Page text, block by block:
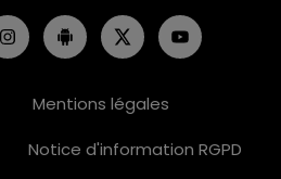
Mentions légales
Notice d'information RGPD